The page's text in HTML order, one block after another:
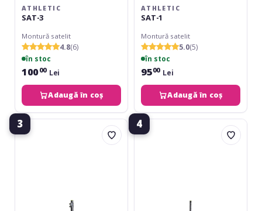
ATHLETIC
SAT-3
Montură satelit
4.8(6)
în stoc
10000 Lei
Adaugă în coș
ATHLETIC
SAT-1
Montură satelit
5.0(5)
în stoc
9500 Lei
Adaugă în coș
3
Gravity
SP-
4
Gravity
SP-